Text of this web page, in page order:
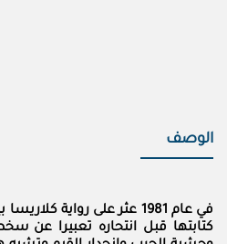
الوصف
في عام 1981 عثر على رواية
كتابتها قبل انتحاره تعبيرا عن